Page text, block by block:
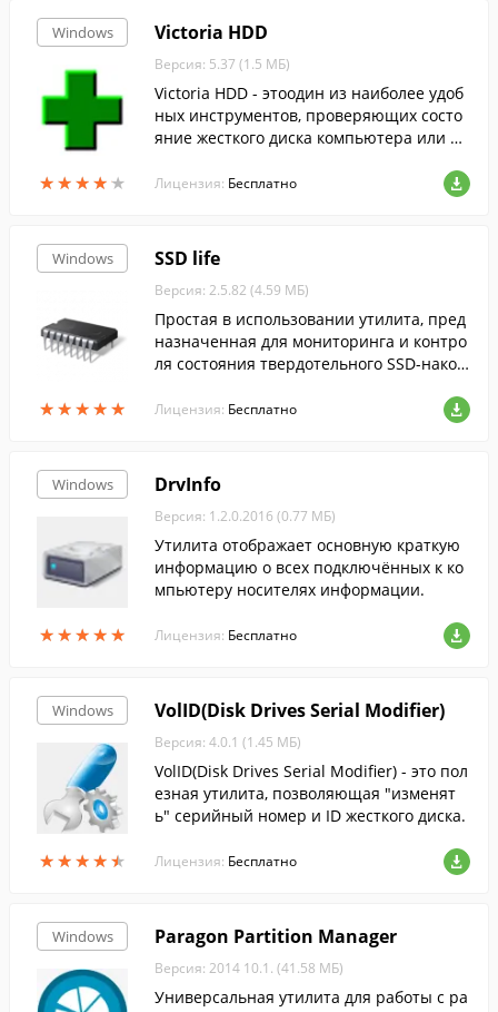
Windows
★★★★★
★★★★★
Victoria HDD
Версия: 5.37 (1.5 МБ)
Victoria HDD - этоодин из наиболее удоб
ных инструментов, проверяющих состо
яние жесткого диска компьютера или но
Лицензия: Бесплатно
Windows
★★★★★
★★★★★
SSD life
Версия: 2.5.82 (4.59 МБ)
Простая в использовании утилита, пред
назначенная для мониторинга и контро
ля состояния твердотельного SSD-накоп
Лицензия: Бесплатно
Windows
★★★★★
★★★★★
DrvInfo
Версия: 1.2.0.2016 (0.77 МБ)
Утилита отображает основную краткую
информацию о всех подключённых к ко
мпьютеру носителях информации.
Лицензия: Бесплатно
Windows
★★★★★
★★★★★
VolID(Disk Drives Serial Modifier)
Версия: 4.0.1 (1.45 МБ)
VolID(Disk Drives Serial Modifier) - это пол
езная утилита, позволяющая "изменят
ь" серийный номер и ID жесткого диска.
Лицензия: Бесплатно
Windows Paragon Partition Manager
Версия: 2014 10.1. (41.58 МБ)
Универсальная утилита для работы с ра